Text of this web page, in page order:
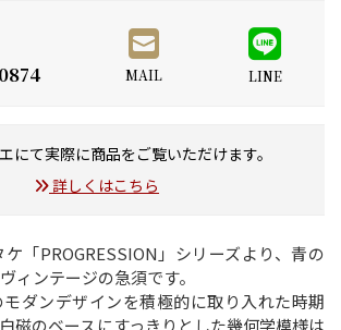
MAIL LINE
にて実際に商品をご覧いただけます。
詳しくはこちら
「PROGRESSION」シリーズより、青の
ィンテージの急須です。
ダンデザインを積極的に取り入れた時期
磁のベースにすっきりとした幾何学模様は